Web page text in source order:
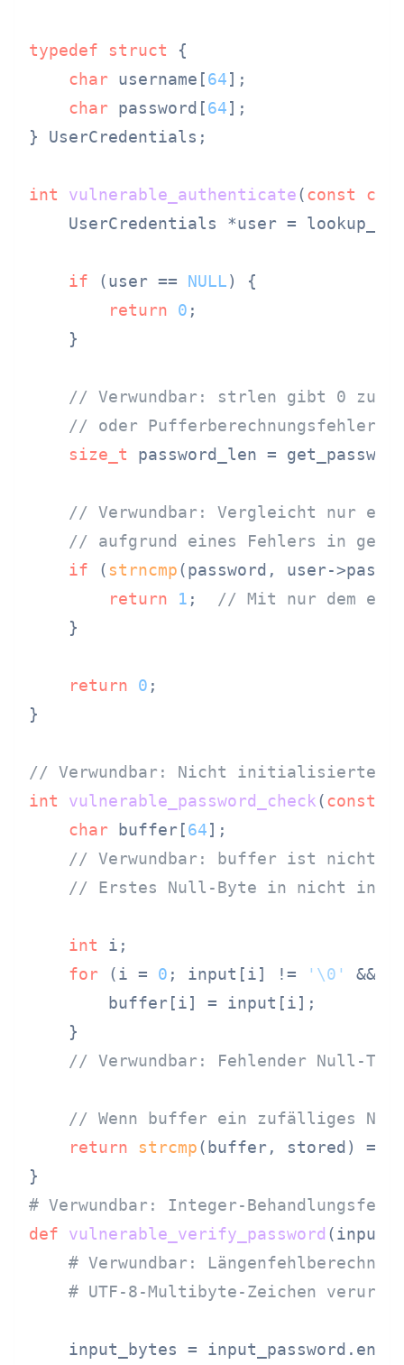
typedef struct {
char username[64];
char password[64];
} UserCredentials;
int vulnerable_authenticate(const
UserCredentials *user =
if (user == NULL) {
return
0 ;
    }
// Verwundbar: strlen gibt 0
// oder Pufferberechnungsfehler
size_t password_len =
// Verwundbar: Vergleicht nur
// aufgrund eines Fehlers in
if ( strncmp(password, user-
return
1 ; // Mit nur dem
    }
return 0 ;
}
// Verwundbar: Nicht initialisiertes
int
vulnerable_password_check(const
char buffer[64];
// Verwundbar: buffer ist nicht
// Erstes Null-Byte in nicht
int i;
for (i = 0 ; input[i] != '\0'
&&
        buffer[i] = input[i];
    }
// Verwundbar: Fehlender Null-
// Wenn buffer ein zufälliges
return
strcmp(buffer, stored) ==
# Verwundbar: Integer-
def
vulnerable_verify_password (
# Verwundbar:
# UTF-8-Multibyte-Zeichen
input_bytes =